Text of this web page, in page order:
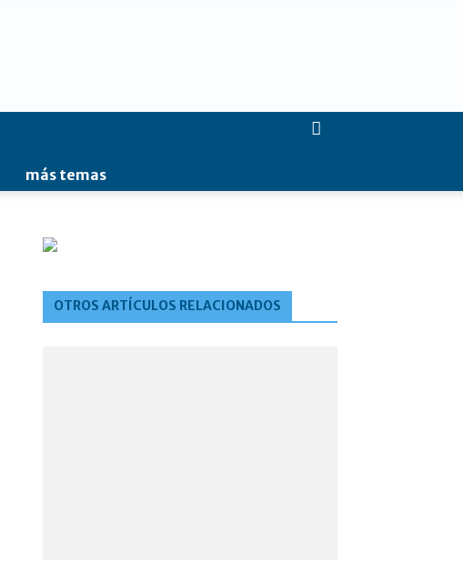
más temas
OTROS ARTÍCULOS RELACIONADOS